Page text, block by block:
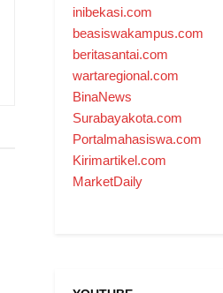
inibekasi.com
beasiswakampus.com
beritasantai.com
wartaregional.com
BinaNews
Surabayakota.com
Portalmahasiswa.com
Kirimartikel.com
MarketDaily